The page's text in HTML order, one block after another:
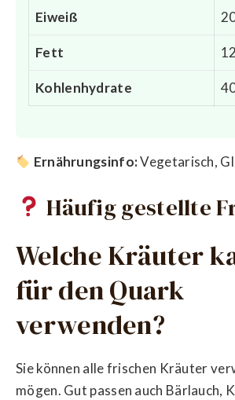
Eiweiß
Fett
Kohlenhydrate
Ernährungsinfo:Vegetarisch,
Häufig gestellte
Welche Kräuter
für den Quark
verwenden?
Sie können alle frischen Kräuter
mögen. Gut passen auch Bärlauch,